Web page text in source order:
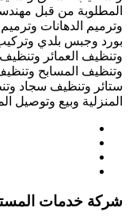
المطلوبة من قبل
وترميم الدهانات
بورد وجبس بلدي
وتنظيف العمائر
وتنظيف المسابح
ستائر وتنظيف سجاد
المنزلية وبيع وتوصيل
شركة خدمات